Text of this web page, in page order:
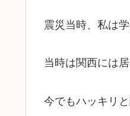
震災当時、私は学
当時は関西には
今でもハッキリ